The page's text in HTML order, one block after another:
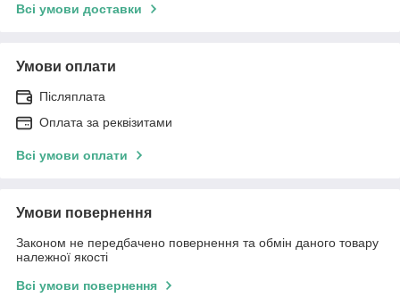
Всі умови доставки
Умови оплати
Післяплата
Оплата за реквізитами
Всі умови оплати
Умови повернення
Законом не передбачено повернення та обмін даного товару
належної якості
Всі умови повернення